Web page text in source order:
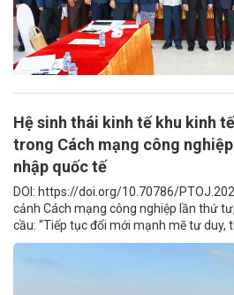
Hệ sinh thái kinh tế khu kinh
trong Cách mạng công
nhập quốc tế
DOI: https://doi.org/10.70786/
cảnh Cách mạng công nghiệp lần thứ
cầu: “Tiếp tục đổi mới mạnh mẽ tư duy,